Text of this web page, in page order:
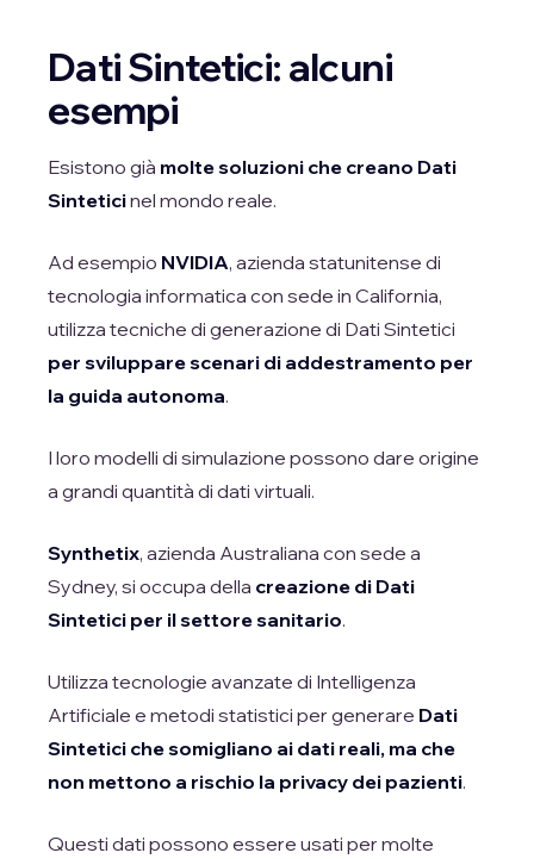
Dati Sintetici: alcuni
esempi
Esistono già molte soluzioni che creano Dati
Sinteticinel mondo reale.
Ad esempio NVIDIA, azienda statunitense di
tecnologia informatica con sede in California,
utilizza tecniche di generazione di Dati Sintetici
per sviluppare scenari di addestramento per
la guida autonoma.
I loro modelli di simulazione possono dare origine
a grandi quantità di dati virtuali.
Synthetix, azienda Australiana con sede a
Sydney, si occupa della creazione di Dati
Sintetici per il settore sanitario.
Utilizza tecnologie avanzate di Intelligenza
Artificiale e metodi statistici per generare Dati
Sintetici che somigliano ai dati reali, ma che
non mettono a rischio la privacy dei pazienti.
Questi dati possono essere usati per molte